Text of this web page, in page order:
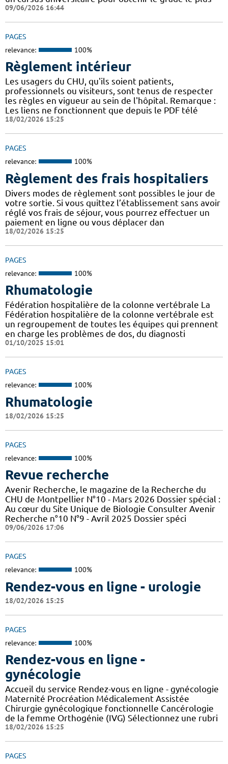
09/06/2026 16:44
PAGES
relevance: 100%
Règlement intérieur
Les usagers du CHU, qu'ils soient patients,
professionnels ou visiteurs, sont tenus de respecter
les règles en vigueur au sein de l'hôpital. Remarque :
Les liens ne fonctionnent que depuis le PDF télé
18/02/2026 15:25
PAGES
relevance: 100%
Règlement des frais hospitaliers
Divers modes de règlement sont possibles le jour de
votre sortie. Si vous quittez l’établissement sans avoir
réglé vos frais de séjour, vous pourrez effectuer un
paiement en ligne ou vous déplacer dan
18/02/2026 15:25
PAGES
relevance: 100%
Rhumatologie
Fédération hospitalière de la colonne vertébrale La
Fédération hospitalière de la colonne vertébrale est
un regroupement de toutes les équipes qui prennent
en charge les problèmes de dos, du diagnosti
01/10/2025 15:01
PAGES
relevance: 100%
Rhumatologie
18/02/2026 15:25
PAGES
relevance: 100%
Revue recherche
Avenir Recherche, le magazine de la Recherche du
CHU de Montpellier N°10 - Mars 2026 Dossier spécial :
Au cœur du Site Unique de Biologie Consulter Avenir
Recherche n°10 N°9 - Avril 2025 Dossier spéci
09/06/2026 17:06
PAGES
relevance: 100%
Rendez-vous en ligne - urologie
18/02/2026 15:25
PAGES
relevance: 100%
Rendez-vous en ligne -
gynécologie
Accueil du service Rendez-vous en ligne - gynécologie
Maternité Procréation Médicalement Assistée
Chirurgie gynécologique fonctionnelle Cancérologie
de la femme Orthogénie (IVG) Sélectionnez une rubri
18/02/2026 15:25
PAGES